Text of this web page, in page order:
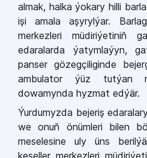
almak, halka ýokary hil­li
işi amala aşyrylýar.
merkezleri müdiriýetiniň
edaralarda ýatymlaýyn,
panser gözegçiliginde
ambulator ýüz tutýan
dowamynda hyzmat edýär.
Ýurdumyzda bejeriş
we onuň önümleri bilen
meselesine uly üns
keseller merkezleri